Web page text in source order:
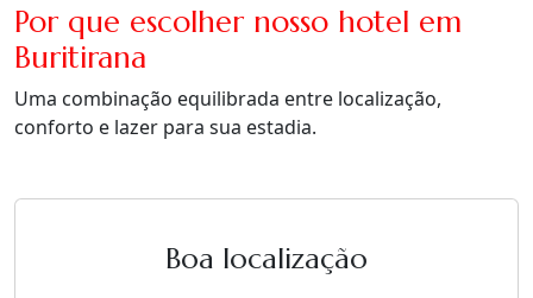
Por que escolher nosso hotel em
Buritirana
Uma combinação equilibrada entre localização,
conforto e lazer para sua estadia.
Boa localização